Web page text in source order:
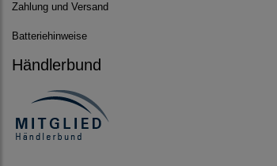
Zahlung und Versand
Batteriehinweise
Händlerbund